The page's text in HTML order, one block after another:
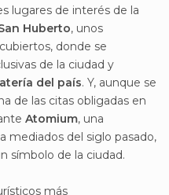
lugares de interés de la
Huberto, unos
donde se
de la ciudad y
del país. Y, aunque se
de las citas obligadas en
Atomium, una
mediados del siglo pasado,
símbolo de la ciudad.
más